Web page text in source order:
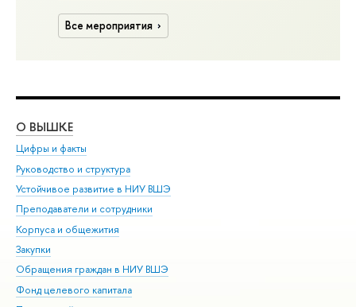
Все мероприятия
О ВЫШКЕ
Цифры и факты
Руководство и структура
Устойчивое развитие в НИУ ВШЭ
Преподаватели и сотрудники
Корпуса и общежития
Закупки
Обращения граждан в НИУ ВШЭ
Фонд целевого капитала